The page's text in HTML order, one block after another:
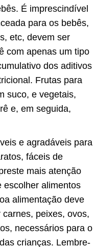
É imprescindível
para os bebês,
etc, devem ser
com apenas um tipo
dos aditivos
Frutas para
suco, e vegetais,
e, em seguida,
​​e agradáveis ​​para
fáceis de
mais atenção
escolher alimentos
alimentação deve
peixes, ovos,
necessários para o
crianças. Lembre-